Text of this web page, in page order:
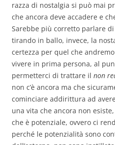
razza di nostalgia si può mai
che ancora deve accadere e
Sarebbe più corretto parlare di
tirando in ballo, invece, la
certezza per quel che
vivere in prima persona, al
permetterci di trattare il non
non c’è ancora ma che
cominciare addirittura ad
una vita che ancora non
che è potenziale, ovvero ci
perché le potenzialità sono